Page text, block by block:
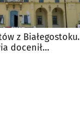
z Białegostoku.
docenił